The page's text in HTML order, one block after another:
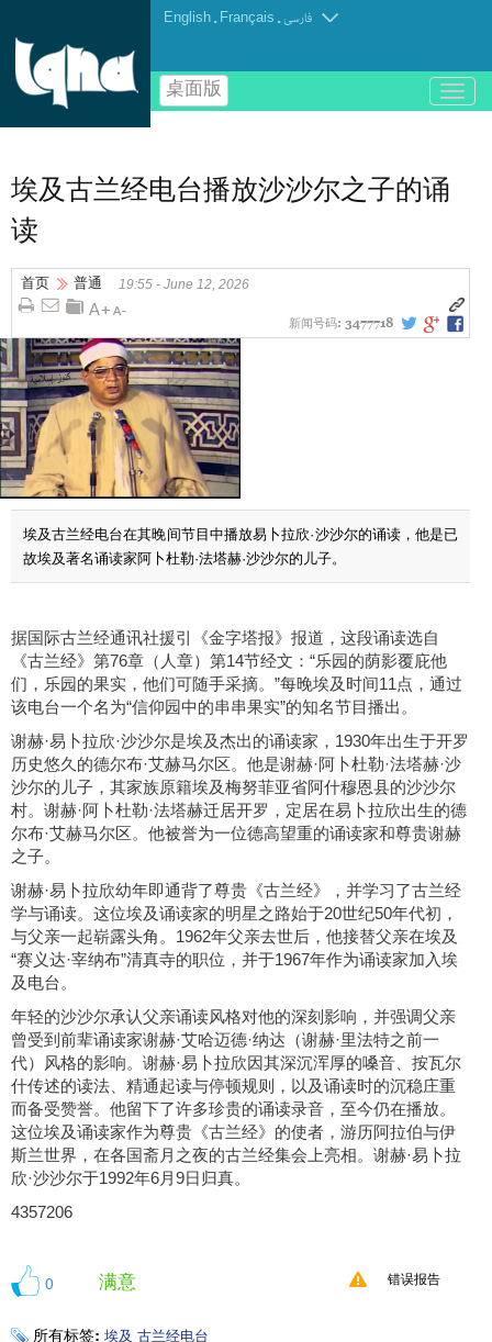
English . Français .فارسی
桌面版
باز
و
埃及古兰经电台播放沙沙尔之子的诵
读
首页 普通 19:55 - June 12, 2026
新闻号码: 3477718
埃及古兰经电台在其晚间节目中播放易卜拉欣·沙沙尔的诵读，他是已
故埃及著名诵读家阿卜杜勒·法塔赫·沙沙尔的儿子。
据国际古兰经通讯社援引《金字塔报》报道，这段诵读选自
《古兰经》第76章（人章）第14节经文：“乐园的荫影覆庇他
们，乐园的果实，他们可随手采摘。”每晚埃及时间11点，通过
该电台一个名为“信仰园中的串串果实”的知名节目播出。
谢赫·易卜拉欣·沙沙尔是埃及杰出的诵读家，1930年出生于开罗
历史悠久的德尔布·艾赫马尔区。他是谢赫·阿卜杜勒·法塔赫·沙
沙尔的儿子，其家族原籍埃及梅努菲亚省阿什穆恩县的沙沙尔
村。谢赫·阿卜杜勒·法塔赫迁居开罗，定居在易卜拉欣出生的德
尔布·艾赫马尔区。他被誉为一位德高望重的诵读家和尊贵谢赫
之子。
谢赫·易卜拉欣幼年即通背了尊贵《古兰经》，并学习了古兰经
学与诵读。这位埃及诵读家的明星之路始于20世纪50年代初，
与父亲一起崭露头角。1962年父亲去世后，他接替父亲在埃及
“赛义达·宰纳布”清真寺的职位，并于1967年作为诵读家加入埃
及电台。
年轻的沙沙尔承认父亲诵读风格对他的深刻影响，并强调父亲
曾受到前辈诵读家谢赫·艾哈迈德·纳达（谢赫·里法特之前一
代）风格的影响。谢赫·易卜拉欣因其深沉浑厚的嗓音、按瓦尔
什传述的读法、精通起读与停顿规则，以及诵读时的沉稳庄重
而备受赞誉。他留下了许多珍贵的诵读录音，至今仍在播放。
这位埃及诵读家作为尊贵《古兰经》的使者，游历阿拉伯与伊
斯兰世界，在各国斋月之夜的古兰经集会上亮相。谢赫·易卜拉
欣·沙沙尔于1992年6月9日归真。
4357206
0 满意 错误报告
所有标签: 埃及 古兰经电台